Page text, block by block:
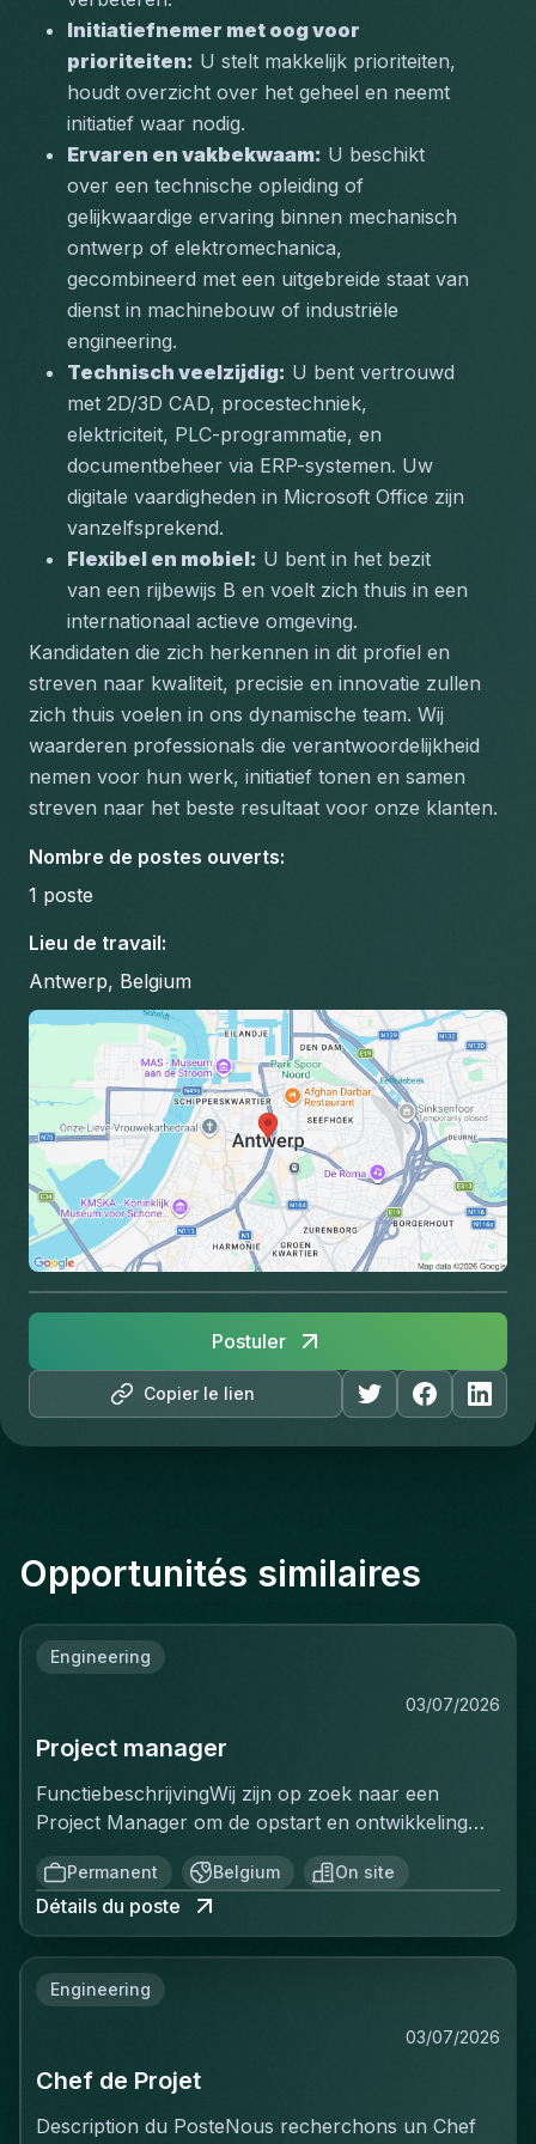
Initiatiefnemer met oog voor
prioriteiten: U stelt makkelijk prioriteiten,
houdt overzicht over het geheel en neemt
initiatief waar nodig.
Ervaren en vakbekwaam: U beschikt
over een technische opleiding of
gelijkwaardige ervaring binnen mechanisch
ontwerp of elektromechanica,
gecombineerd met een uitgebreide staat van
dienst in machinebouw of industriële
engineering.
Technisch veelzijdig: U bent vertrouwd
met 2D/3D CAD, procestechniek,
elektriciteit, PLC-programmatie, en
documentbeheer via ERP-systemen. Uw
digitale vaardigheden in Microsoft Office zijn
vanzelfsprekend.
Flexibel en mobiel: U bent in het bezit
van een rijbewijs B en voelt zich thuis in een
internationaal actieve omgeving.
Kandidaten die zich herkennen in dit profiel en
streven naar kwaliteit, precisie en innovatie zullen
zich thuis voelen in ons dynamische team. Wij
waarderen professionals die verantwoordelijkheid
nemen voor hun werk, initiatief tonen en samen
streven naar het beste resultaat voor onze klanten.
Nombre de postes ouverts:
1 poste
Lieu de travail:
Antwerp, Belgium
Copier le lien
Postuler
Opportunités similaires
Engineering
03/07/2026
Project manager
FunctiebeschrijvingWij zijn op zoek naar een
Project Manager om de opstart en ontwikkeling
van een volledig nieuwe productielijn voor
ventilatiekanalen te leiden. Je bent
verantwoordelijk voor de volledige uitrol van dit
strategische project, van de opstartfase tot het
klantencontracten.Belangrijkste
van de productielijn aansturenCommerciële
prospectie uitvoeren en de verkoop verder
offertes, planning, productie, kwaliteit en
Permanent Belgium On site
Détails du poste
Engineering
03/07/2026
Chef de Projet
Description du PosteNous recherchons un Chef